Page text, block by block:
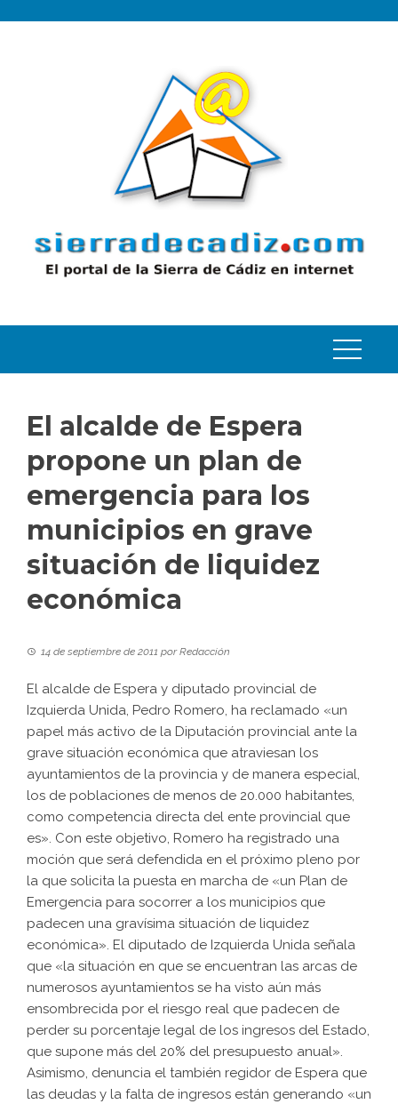
El alcalde de Espera
propone un plan de
emergencia para los
municipios en grave
situación de liquidez
económica
14 de septiembre de 2011 porRedacción
El alcalde de Espera y diputado provincial de
Izquierda Unida, Pedro Romero, ha reclamado «un
papel más activo de la Diputación provincial ante la
grave situación económica que atraviesan los
ayuntamientos de la provincia y de manera especial,
los de poblaciones de menos de 20.000 habitantes,
como competencia directa del ente provincial que
es». Con este objetivo, Romero ha registrado una
moción que será defendida en el próximo pleno por
la que solicita la puesta en marcha de «un Plan de
Emergencia para socorrer a los municipios que
padecen una gravísima situación de liquidez
económica». El diputado de Izquierda Unida señala
que «la situación en que se encuentran las arcas de
numerosos ayuntamientos se ha visto aún más
ensombrecida por el riesgo real que padecen de
perder su porcentaje legal de los ingresos del Estado,
que supone más del 20% del presupuesto anual».
Asimismo, denuncia el también regidor de Espera que
las deudas y la falta de ingresos están generando «un